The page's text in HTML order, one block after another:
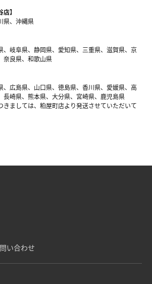
】
県、沖縄県
、岐阜県、静岡県、愛知県、三重県、滋賀県、京
奈良県、和歌山県
、広島県、山口県、徳島県、香川県、愛媛県、高
長崎県、熊本県、大分県、宮崎県、鹿児島県
ましては、粕屋町店より発送させていただいて
い合わせ